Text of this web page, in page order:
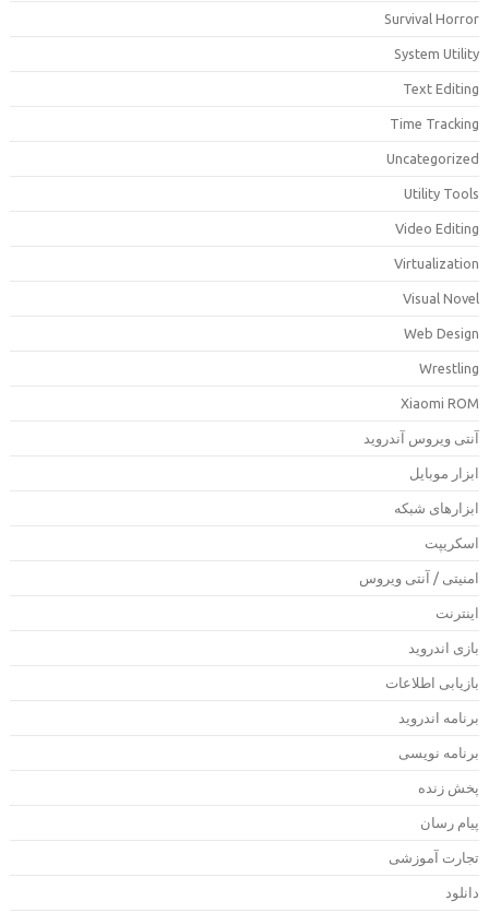
Survival
System
Text
Time
Utility
Video
Visual
Web
Xiaomi
ویروس آندروید
موبایل
شبکه
/ آنتی ویروس
اندروید
اطلاعات
اندروید
نویسی
زنده
رسان
آموزشی